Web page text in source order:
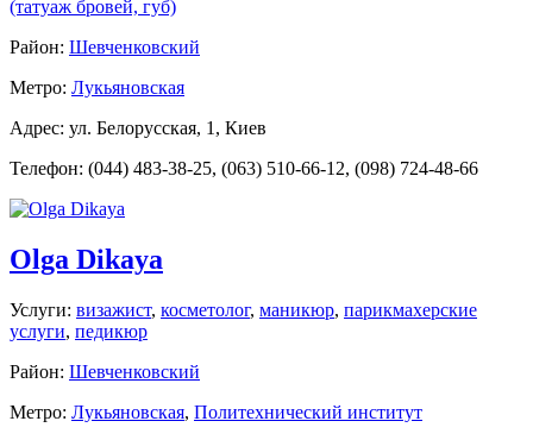
(татуаж бровей, губ)
Район: Шевченковский
Метро: Лукьяновская
Адрес: ул. Белорусская, 1, Киев
Телефон: (044) 483-38-25, (063) 510-66-12, (098) 724-48-66
Olga Dikaya
Услуги: визажист, косметолог, маникюр, парикмахерские
услуги, педикюр
Район: Шевченковский
Метро: Лукьяновская, Политехнический институт